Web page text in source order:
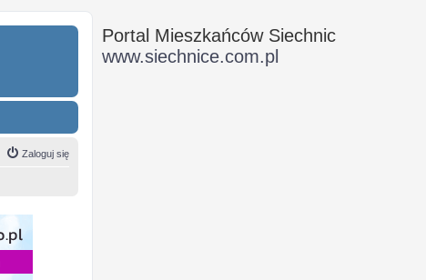
Zaloguj się
Portal Mieszkańców Siechnic
www.siechnice.com.pl